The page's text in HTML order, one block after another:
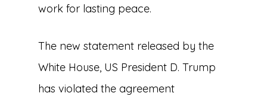
work for lasting peace.
The new statement released by the
White House, US President D. Trump
has violated the agreement